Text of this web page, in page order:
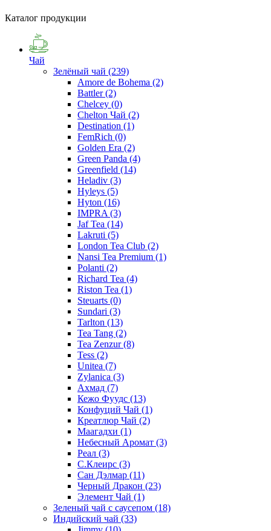
Каталог продукции
Чай
Зелёный чай (239)
Amore de Bohema (2)
Battler(2)
Chelcey (0)
Chelton Чай (2)
Destination (1)
FemRich (0)
Golden Era (2)
Green Panda (4)
Greenfield (14)
Heladiv (3)
Hyleys (5)
Hyton (16)
IMPRA (3)
Jaf Tea (14)
Lakruti (5)
London Tea Club (2)
Nansi Tea Premium (1)
Polanti (2)
Richard Tea (4)
Riston Tea (1)
Steuarts (0)
Sundari (3)
Tarlton (13)
Tea Tang (2)
Tea Zenzur(8)
Tess (2)
Unitea (7)
Zylanica (3)
Ахмад (7)
Кежо Фуудс (13)
Конфуций Чай (1)
Креатлюр Чай (2)
Маагадхи (1)
Небесный Аромат (3)
Реал (3)
С.Клеирс (3)
Сан Дэлмар (11)
Черный Дракон (23)
Элемент Чай (1)
Зеленый чай с саусепом (18)
Индийский чай (33)